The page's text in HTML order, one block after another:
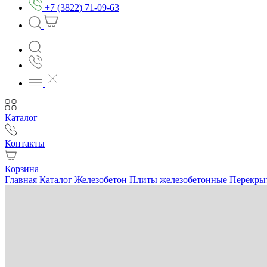
+7 (3822) 71-09-63
Каталог
Контакты
Корзина
Главная Каталог Железобетон Плиты железобетонные